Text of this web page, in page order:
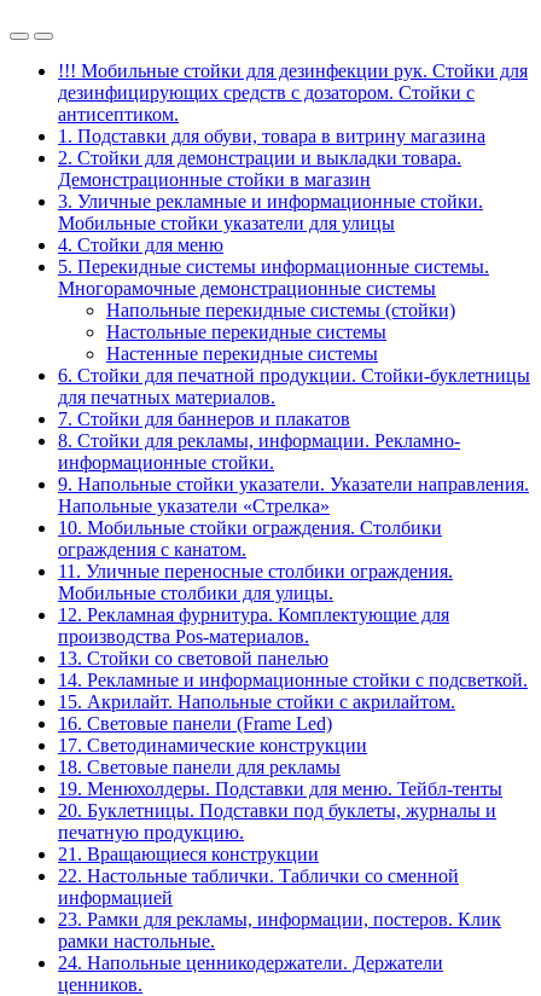
!!! Мобильные стойки для дезинфекции рук. Стойки для
дезинфицирующих средств с дозатором. Стойки с
антисептиком.
1. Подставки для обуви, товара в витрину магазина
2. Стойки для демонстрации и выкладки товара.
Демонстрационные стойки в магазин
3. Уличные рекламные и информационные стойки.
Мобильные стойки указатели для улицы
4. Стойки для меню
5. Перекидные системы информационные системы.
Многорамочные демонстрационные системы
Напольные перекидные системы (стойки)
Настольные перекидные системы
Настенные перекидные системы
6. Стойки для печатной продукции. Стойки-буклетницы
для печатных материалов.
7. Стойки для баннеров и плакатов
8. Стойки для рекламы, информации. Рекламно-
информационные стойки.
9. Напольные стойки указатели. Указатели направления.
Напольные указатели «Стрелка»
10. Мобильные стойки ограждения. Столбики
ограждения с канатом.
11. Уличные переносные столбики ограждения.
Мобильные столбики для улицы.
12. Рекламная фурнитура. Комплектующие для
производства Pos-материалов.
13. Стойки со световой панелью
14. Рекламные и информационные стойки с подсветкой.
15. Акрилайт. Напольные стойки с акрилайтом.
16. Световые панели (Frame Led)
17. Светодинамические конструкции
18. Световые панели для рекламы
19. Менюхолдеры. Подставки для меню. Тейбл-тенты
20. Буклетницы. Подставки под буклеты, журналы и
печатную продукцию.
21. Вращающиеся конструкции
22. Настольные таблички. Таблички со сменной
информацией
23. Рамки для рекламы, информации, постеров. Клик
рамки настольные.
24. Напольные ценникодержатели. Держатели
ценников.